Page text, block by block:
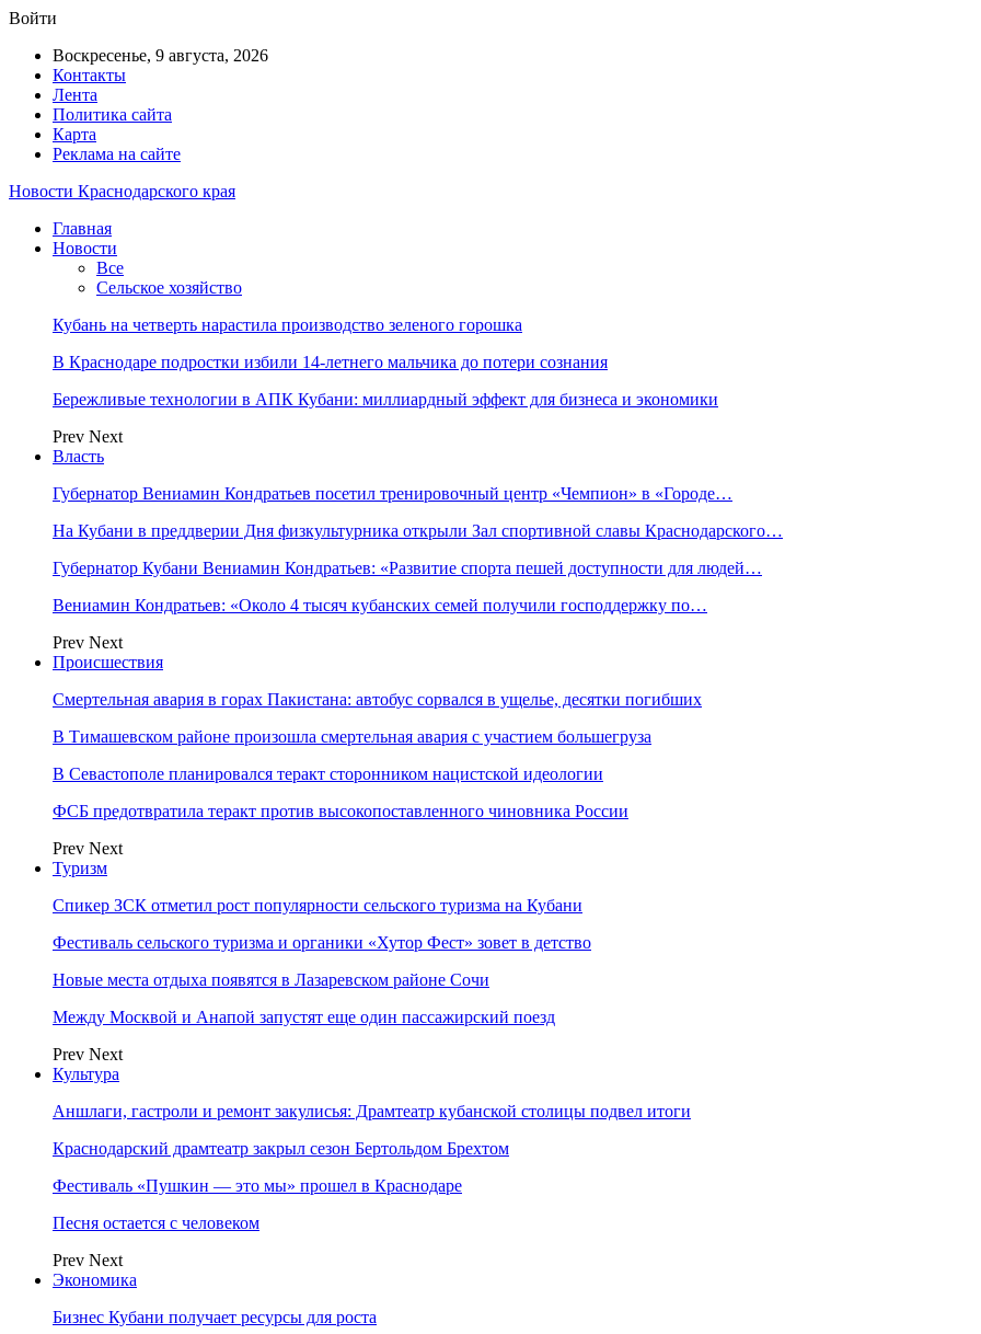
Войти
Воскресенье, 9 августа, 2026
Контакты
Лента
Политика сайта
Карта
Реклама на сайте
Новости Краснодарского края
Главная
Новости
Все
Сельское хозяйство
Кубань на четверть нарастила производство зеленого горошка
В Краснодаре подростки избили 14-летнего мальчика до потери сознания
Бережливые технологии в АПК Кубани: миллиардный эффект для бизнеса и экономики
Prev Next
Власть
Губернатор Вениамин Кондратьев посетил тренировочный центр «Чемпион» в «Городе…
На Кубани в преддверии Дня физкультурника открыли Зал спортивной славы Краснодарского…
Губернатор Кубани Вениамин Кондратьев: «Развитие спорта пешей доступности для людей…
Вениамин Кондратьев: «Около 4 тысяч кубанских семей получили господдержку по…
Prev Next
Происшествия
Смертельная авария в горах Пакистана: автобус сорвался в ущелье, десятки погибших
В Тимашевском районе произошла смертельная авария с участием большегруза
В Севастополе планировался теракт сторонником нацистской идеологии
ФСБ предотвратила теракт против высокопоставленного чиновника России
Prev Next
Туризм
Спикер ЗСК отметил рост популярности сельского туризма на Кубани
Фестиваль сельского туризма и органики «Хутор Фест» зовет в детство
Новые места отдыха появятся в Лазаревском районе Сочи
Между Москвой и Анапой запустят еще один пассажирский поезд
Prev Next
Культура
Аншлаги, гастроли и ремонт закулисья: Драмтеатр кубанской столицы подвел итоги
Краснодарский драмтеатр закрыл сезон Бертольдом Брехтом
Фестиваль «Пушкин — это мы» прошел в Краснодаре
Песня остается с человеком
Prev Next
Экономика
Бизнес Кубани получает ресурсы для роста